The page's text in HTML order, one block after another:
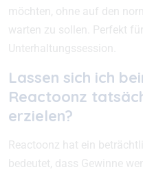
möchten, ohne auf den
warten zu sollen. Perfekt
Unterhaltungssession.
Lassen sich ich
Reactoonz
erzielen?
Reactoonz hat ein
bedeutet, dass Gewinne